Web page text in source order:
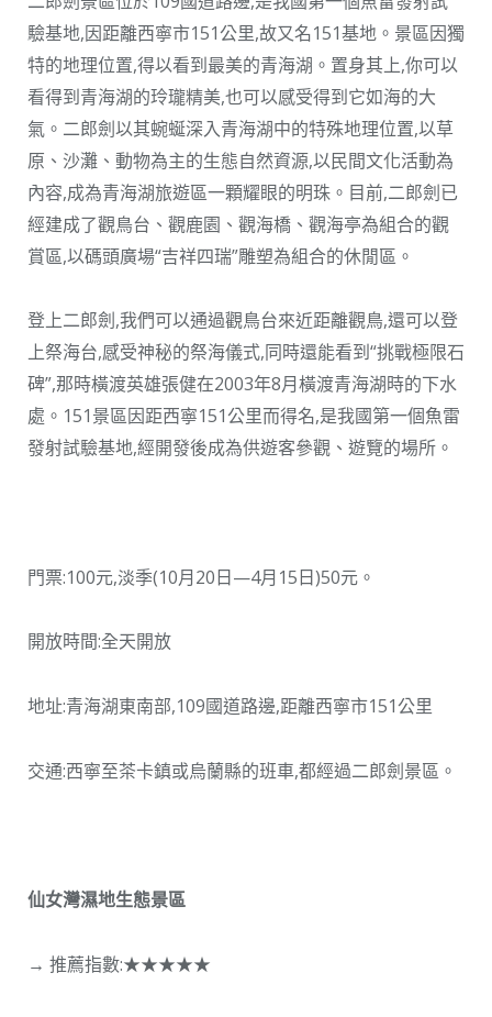
驗基地,因距離西寧市151公里,故又名151基地。景區因獨
特的地理位置,得以看到最美的青海湖。置身其上,你可以
看得到青海湖的玲瓏精美,也可以感受得到它如海的大
氣。二郎劍以其蜿蜒深入青海湖中的特殊地理位置,以草
原、沙灘、動物為主的生態自然資源,以民間文化活動為
內容,成為青海湖旅遊區一顆耀眼的明珠。目前,二郎劍已
經建成了觀鳥台、觀鹿園、觀海橋、觀海亭為組合的觀
賞區,以碼頭廣場“吉祥四瑞”雕塑為組合的休閒區。
登上二郎劍,我們可以通過觀鳥台來近距離觀鳥,還可以登
上祭海台,感受神秘的祭海儀式,同時還能看到“挑戰極限石
碑”,那時橫渡英雄張健在2003年8月橫渡青海湖時的下水
處。151景區因距西寧151公里而得名,是我國第一個魚雷
發射試驗基地,經開發後成為供遊客參觀、遊覽的場所。
門票:100元,淡季(10月20日—4月15日)50元。
開放時間:全天開放
地址:青海湖東南部,109國道路邊,距離西寧市151公里
交通:西寧至茶卡鎮或烏蘭縣的班車,都經過二郎劍景區。
仙女灣濕地生態景區
→ 推薦指數:★★★★★